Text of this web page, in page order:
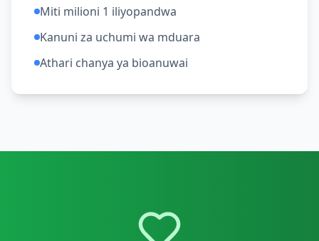
Miti milioni 1 iliyopandwa
Kanuni za uchumi wa mduara
Athari chanya ya bioanuwai